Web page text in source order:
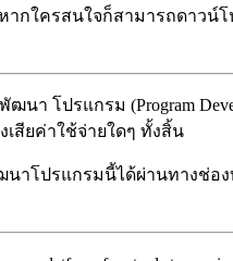
ากใครสนใจก็สามารถดาวน์
นา โปรแกรม (Program
สียค่าใช้จ่ายใดๆ ทั้งสิ้น
โปรแกรมนี้ได้ผ่านทางช่องท